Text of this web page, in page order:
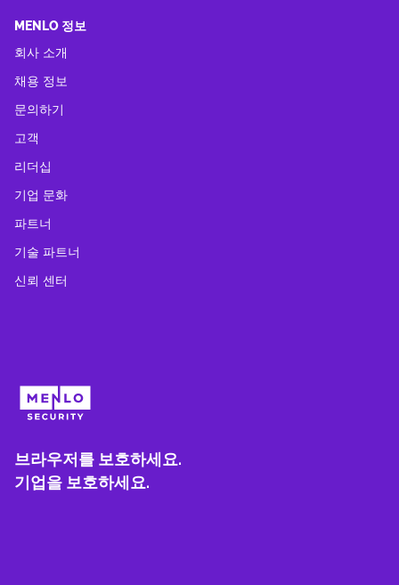
MENLO 정보
회사 소개
채용 정보
문의하기
고객
리더십
기업 문화
파트너
기술 파트너
신뢰 센터
브라우저를 보호하세요.
기업을 보호하세요.